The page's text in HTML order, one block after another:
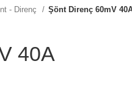
- Direnç Şönt Direnç 60mV
40A